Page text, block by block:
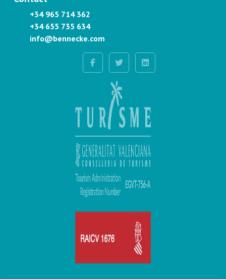
+34 965 714 362
+34 655 735 634
info@bennecke.com